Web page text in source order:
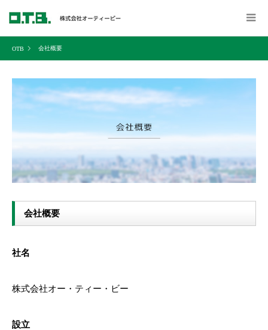
会社概要
会社概要
社名
株式会社オー・ティー・ビー
設立